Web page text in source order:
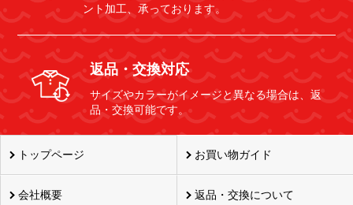
ント加工、承っております。
返品・交換対応
サイズやカラーがイメージと異なる場合は、返
品・交換可能です。
トップページ お買い物ガイド
会社概要 返品・交換について